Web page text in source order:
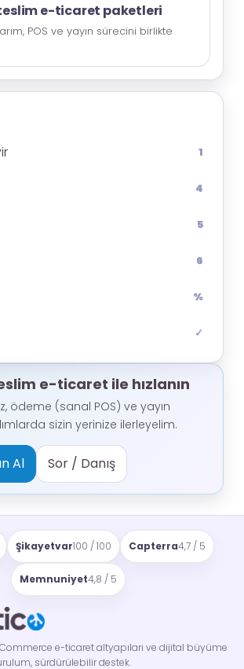
e-ticaret paketleri
POS ve yayın sürecini birlikte
1
4
5
6
%
✓
e-ticaret ile hızlanın
ödeme (sanal POS) ve yayın
sizin yerinize ilerleyelim.
Al Sor / Danış
Şikayetvar100 / 100 Capterra4,7 / 5
Memnuniyet4,8 / 5
e-ticaret altyapıları ve dijital büyüme
sürdürülebilir destek.